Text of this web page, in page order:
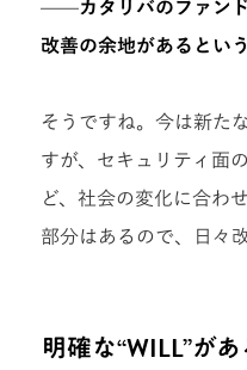
——カタリバのファン
改善の余地があるとい
そうですね。今は新た
すが、セキュリティ面
ど、社会の変化に合わ
部分はあるので、日々
明確な“WILL”が